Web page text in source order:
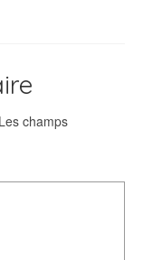
Les champs